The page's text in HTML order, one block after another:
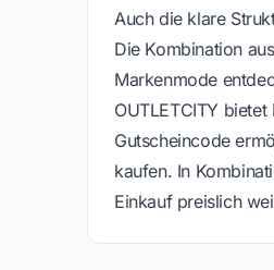
Auch die klare
Die Kombination
Markenmode
OUTLETCITY
Gutscheincode
kaufen. In
Einkauf preislich